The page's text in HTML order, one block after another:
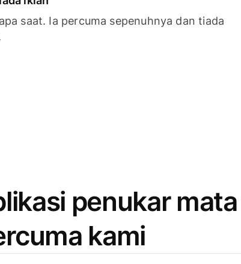
saat. Ia percuma sepenuhnya dan tiada
penukar mata
kami